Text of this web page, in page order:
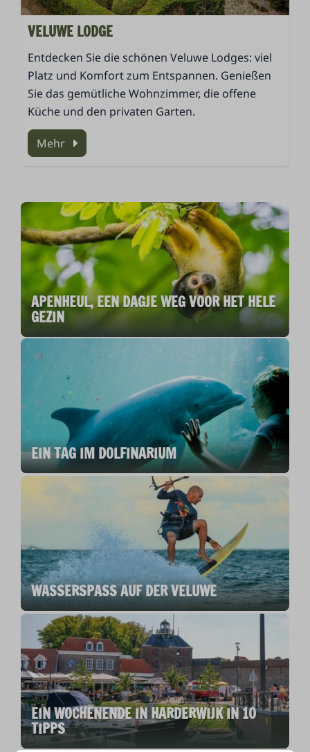
VELUWE LODGE
Entdecken Sie die schönen Veluwe Lodges: viel
Platz und Komfort zum Entspannen. Genießen
Sie das gemütliche Wohnzimmer, die offene
Küche und den privaten Garten.
Mehr
APENHEUL, EEN DAGJE WEG VOOR HET HELE
GEZIN
EIN TAG IM DOLFINARIUM
WASSERSPASS AUF DER VELUWE
EIN WOCHENENDE IN HARDERWIJK IN 10
TIPPS